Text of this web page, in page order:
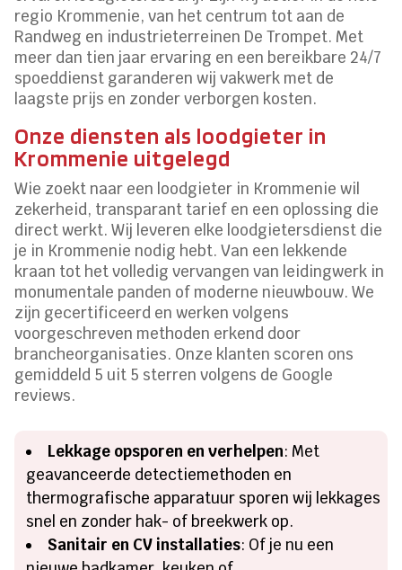
regio Krommenie, van het centrum tot aan de
Randweg en industrieterreinen De Trompet. Met
meer dan tien jaar ervaring en een bereikbare 24/7
spoeddienst garanderen wij vakwerk met de
laagste prijs en zonder verborgen kosten.
Onze diensten als loodgieter in
Krommenie uitgelegd
Wie zoekt naar een loodgieter in Krommenie wil
zekerheid, transparant tarief en een oplossing die
direct werkt. Wij leveren elke loodgietersdienst die
je in Krommenie nodig hebt. Van een lekkende
kraan tot het volledig vervangen van leidingwerk in
monumentale panden of moderne nieuwbouw. We
zijn gecertificeerd en werken volgens
voorgeschreven methoden erkend door
brancheorganisaties. Onze klanten scoren ons
gemiddeld 5 uit 5 sterren volgens de Google
reviews.
Lekkage opsporen en verhelpen: Met
geavanceerde detectiemethoden en
thermografische apparatuur sporen wij lekkages
snel en zonder hak- of breekwerk op.
Sanitair en CV installaties: Of je nu een